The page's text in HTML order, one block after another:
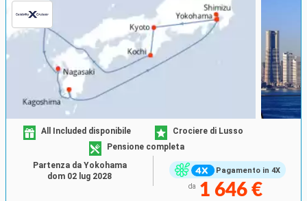
Pagamento in 4X
All Included disponibile
Crociere di Lusso
Pensione completa
da 1 646 €
Partenza da Yokohama
dom 02 lug 2028